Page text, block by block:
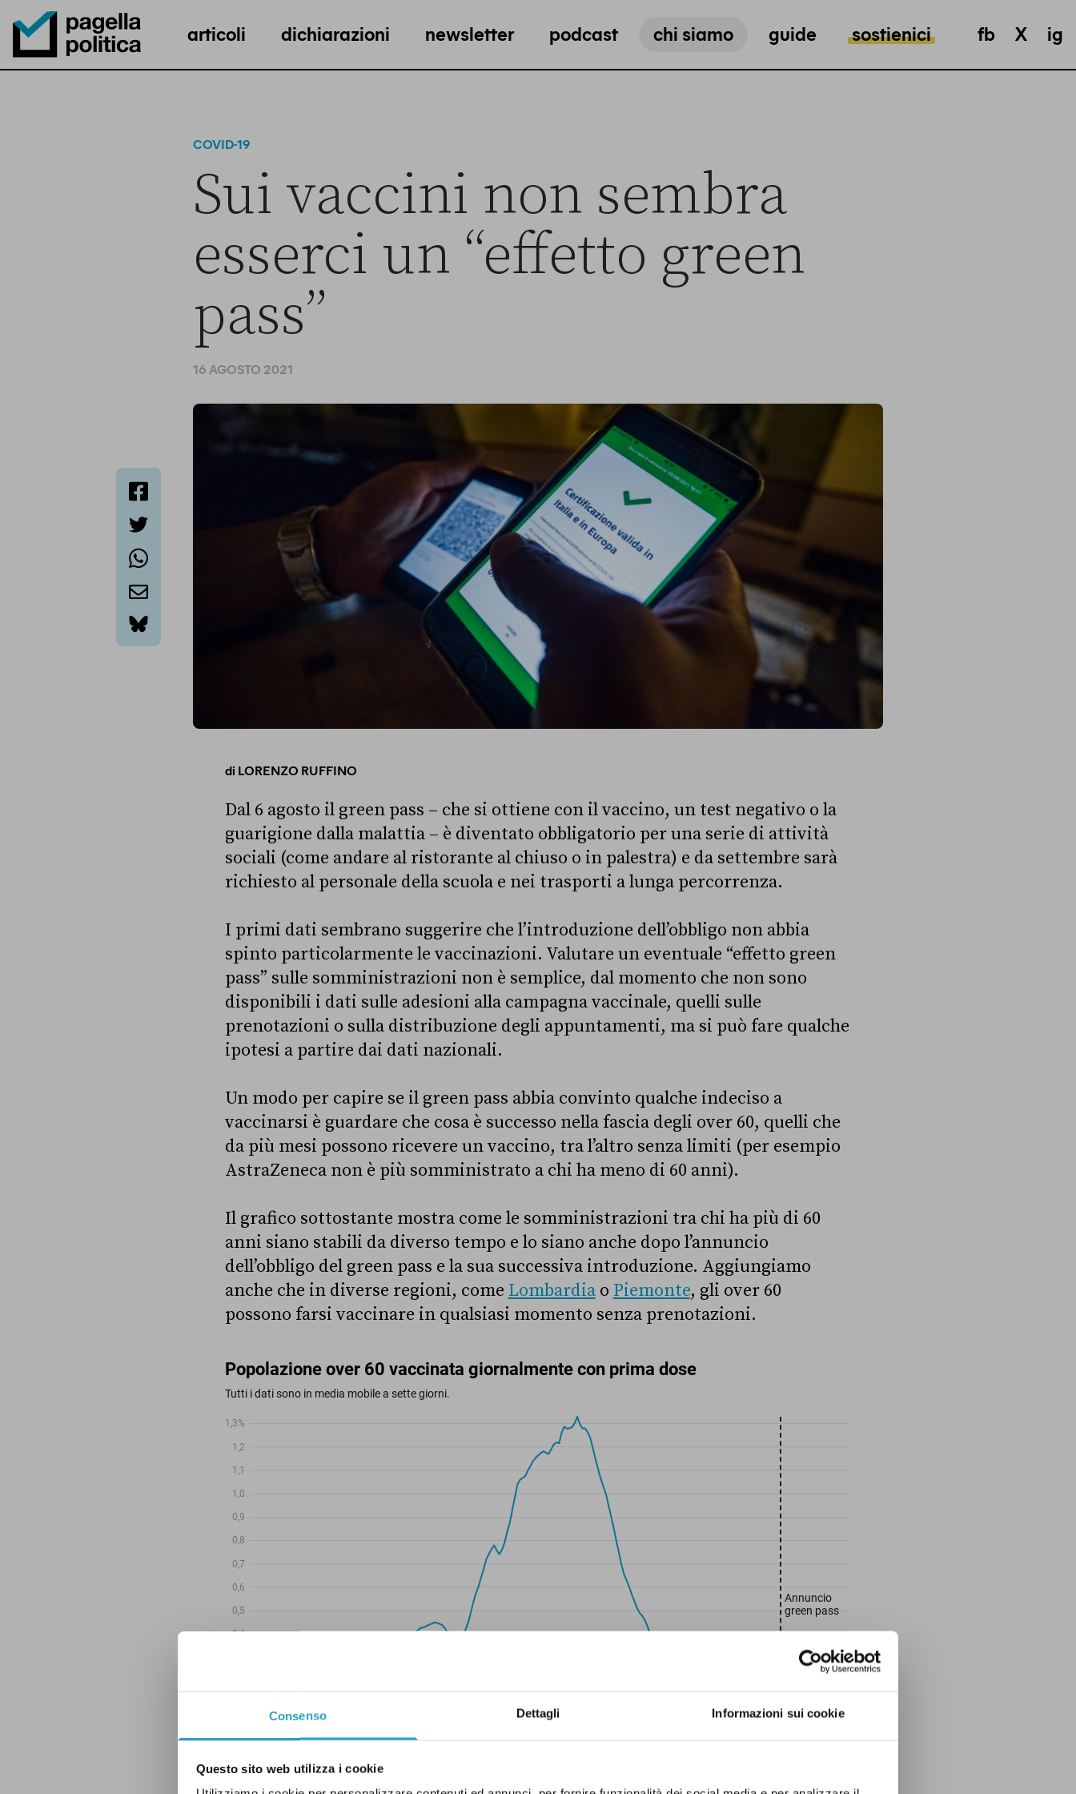
Consenso Dettagli Informazioni sui cookie
Questo sito web utilizza i cookie
Pagella Politica Logo
articoli dichiarazioni newsletter podcast chi siamo guide sostienici fb X ig
COVID-19
Sui vaccini non sembra
esserci un “effetto green
pass”
16 AGOSTO 2021
bluesky
di LORENZO RUFFINO
Dal 6 agosto il green pass – che si ottiene con il vaccino, un test negativo o la
guarigione dalla malattia – è diventato obbligatorio per una serie di attività
sociali (come andare al ristorante al chiuso o in palestra) e da settembre sarà
richiesto al personale della scuola e nei trasporti a lunga percorrenza.
I primi dati sembrano suggerire che l’introduzione dell’obbligo non abbia
spinto particolarmente le vaccinazioni. Valutare un eventuale “effetto green
pass” sulle somministrazioni non è semplice, dal momento che non sono
disponibili i dati sulle adesioni alla campagna vaccinale, quelli sulle
prenotazioni o sulla distribuzione degli appuntamenti, ma si può fare qualche
ipotesi a partire dai dati nazionali.
Un modo per capire se il green pass abbia convinto qualche indeciso a
vaccinarsi è guardare che cosa è successo nella fascia degli over 60, quelli che
da più mesi possono ricevere un vaccino, tra l’altro senza limiti (per esempio
AstraZeneca non è più somministrato a chi ha meno di 60 anni).
Il grafico sottostante mostra come le somministrazioni tra chi ha più di 60
anni siano stabili da diverso tempo e lo siano anche dopo l’annuncio
dell’obbligo del green pass e la sua successiva introduzione. Aggiungiamo
anche che in diverse regioni, come Lombardiao Piemonte, gli over 60
possono farsi vaccinare in qualsiasi momento senza prenotazioni.